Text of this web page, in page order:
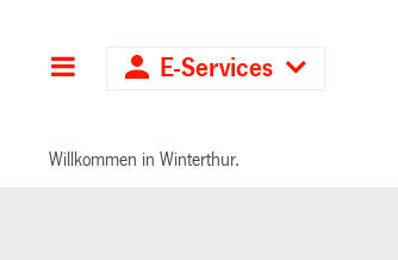
Hauptnavigation
E-Services
Willkommen in Winterthur.